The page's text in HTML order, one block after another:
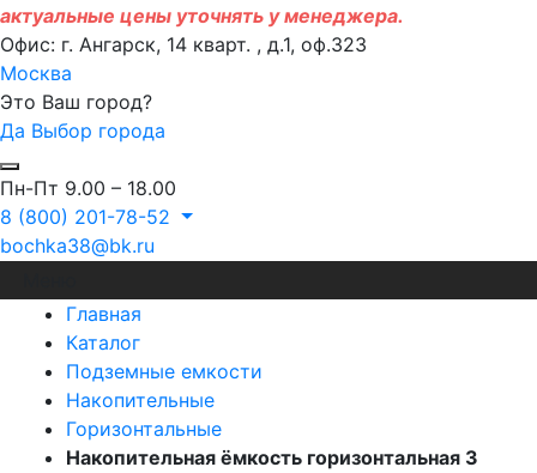
актуальные цены уточнять у менеджера.
Офис: г. Ангарск, 14 кварт. , д.1, оф.323
Москва
Это Ваш город?
Да Выбор города
Пн-Пт 9.00 – 18.00
8 (800) 201-78-52
bochka38@bk.ru
Главная
Каталог
Подземные емкости
Накопительные
Горизонтальные
Накопительная ёмкость горизонтальная 3